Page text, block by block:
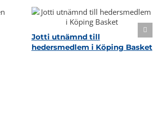
Jotti utnämnd till
hedersmedlem i Köping Basket